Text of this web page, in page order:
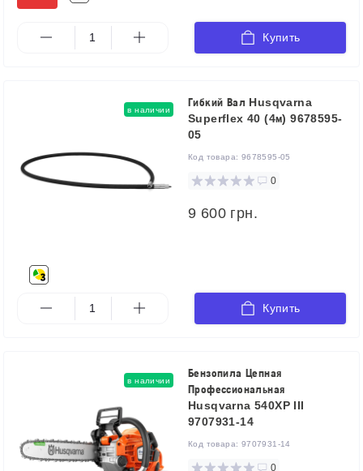
Купить
в наличии
Гибкий Вал Husqvarna
Superflex 40 (4м) 9678595-
05
Код товара: 9678595-05
0
9 600 грн.
Купить
в наличии
Бензопила Цепная
Профессиональная
Husqvarna 540XP III
9707931-14
Код товара: 9707931-14
0